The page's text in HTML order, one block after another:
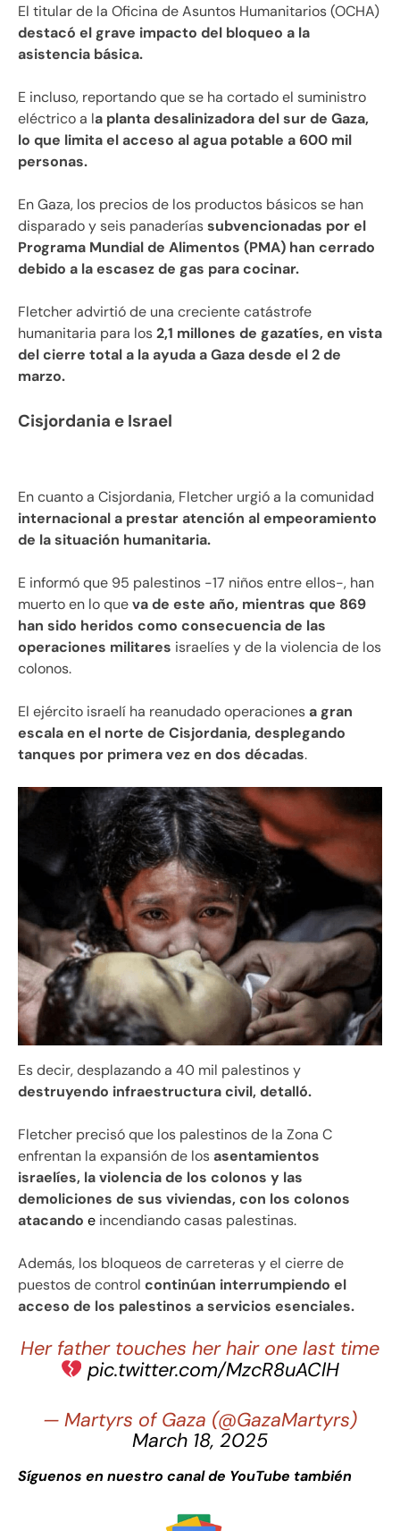
El titular de la Oficina de Asuntos Humanitarios (OCHA)
destacó el grave impacto del bloqueo a la
asistencia básica.
E incluso, reportando que se ha cortado el suministro
eléctrico a la planta desalinizadora del sur de Gaza,
lo que limita el acceso al agua potable a 600 mil
personas.
En Gaza, los precios de los productos básicos se han
disparado y seis panaderíassubvencionadas por el
Programa Mundial de Alimentos (PMA) han cerrado
debido a la escasez de gas para cocinar.
Fletcher advirtió de una creciente catástrofe
humanitaria para los2,1 millones de gazatíes, en vista
del cierre total a la ayuda a Gaza desde el 2 de
marzo.
Cisjordania e Israel
En cuanto a Cisjordania, Fletcher urgió a la comunidad
internacional a prestar atención al empeoramiento
de la situación humanitaria.
E informó que 95 palestinos -17 niños entre ellos-, han
muerto en lo queva de este año, mientras que 869
han sido heridos como consecuencia de las
operaciones militares israelíes y de la violencia de los
colonos.
El ejército israelí ha reanudado operacionesa gran
escala en el norte de Cisjordania, desplegando
tanques por primera vez en dos décadas.
Es decir, desplazando a 40 mil palestinos y
destruyendo infraestructura civil, detalló.
Fletcher precisó que los palestinos de la Zona C
enfrentan la expansión de losasentamientos
israelíes, la violencia de los colonos y las
demoliciones de sus viviendas, con los colonos
atacando e incendiando casas palestinas.
Además, los bloqueos de carreteras y el cierre de
puestos de control continúan interrumpiendo el
acceso de los palestinos a servicios esenciales.
Her father touches her hair one last time
pic.twitter.com/MzcR8uAClH
— ‏Martyrs of Gaza (@GazaMartyrs)
March 18, 2025
Síguenos en nuestro canal de YouTube también